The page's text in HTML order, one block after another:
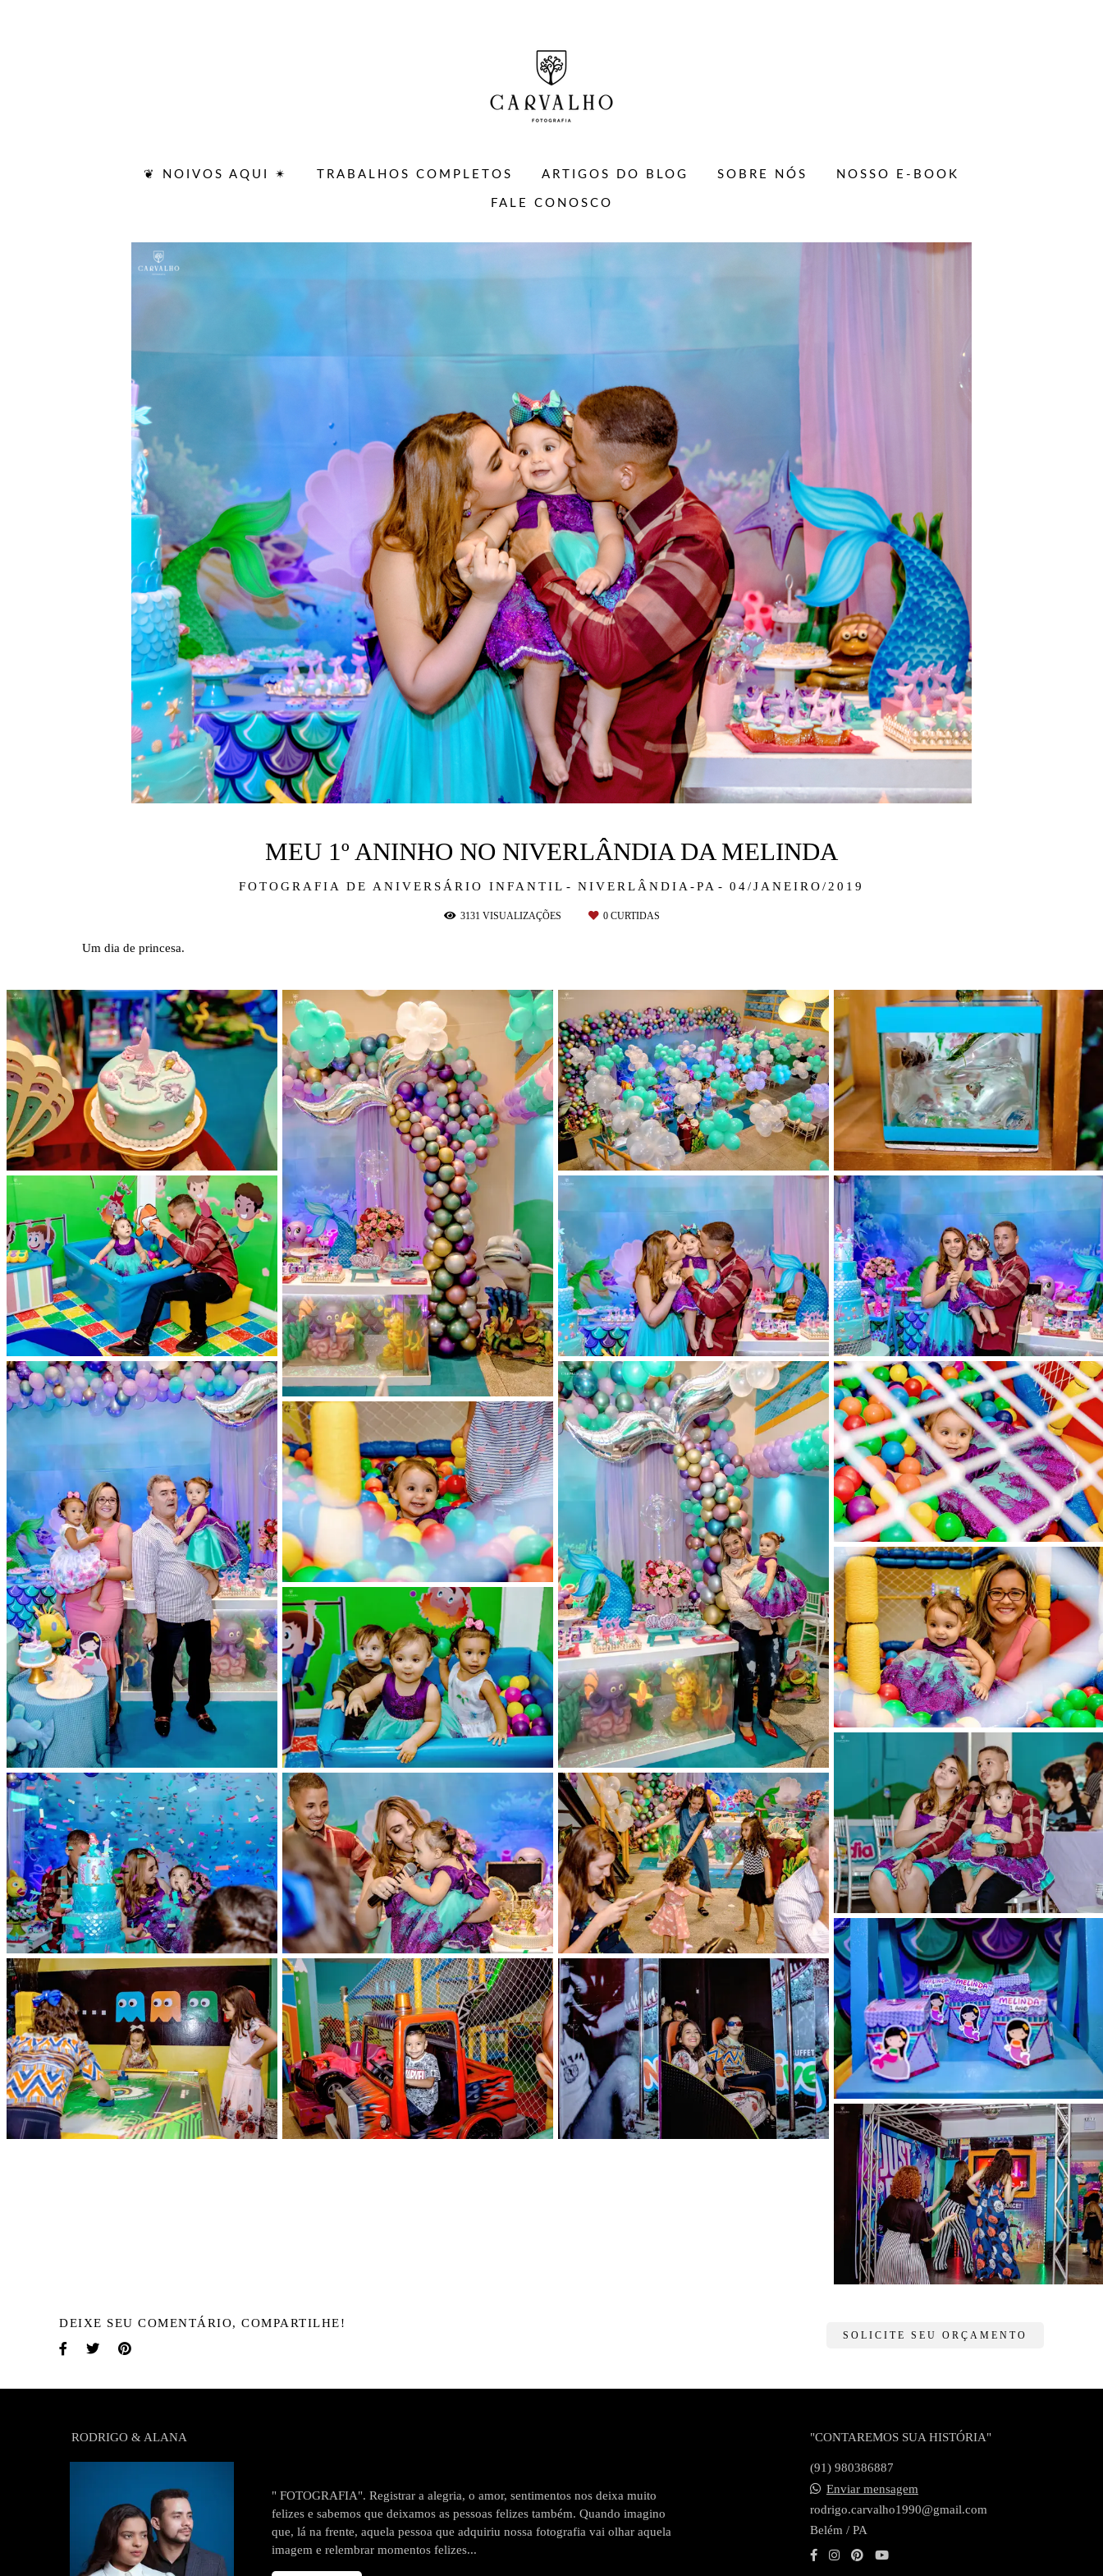
❦ NOIVOS AQUI ✴ TRABALHOS COMPLETOS ARTIGOS DO BLOG SOBRE NÓS NOSSO E-BOOK
FALE CONOSCO
FOTOGRAFIA DE ANIVERSÁRIO INFANTIL NIVERLÂNDIA-PA 04/JANEIRO/2019
MEU 1º ANINHO NO NIVERLÂNDIA DA MELINDA
3131 VISUALIZAÇÕES 0CURTIDAS
Um dia de princesa.
DEIXE SEU COMENTÁRIO, COMPARTILHE!
SOLICITE SEU ORÇAMENTO
RODRIGO & ALANA
" FOTOGRAFIA". Registrar a alegria, o amor, sentimentos nos deixa muito
felizes e sabemos que deixamos as pessoas felizes também. Quando imagino
que, lá na frente, aquela pessoa que adquiriu nossa fotografia vai olhar aquela
imagem e relembrar momentos felizes...
"CONTAREMOS SUA HISTÓRIA"
(91) 980386887
Enviar mensagem
rodrigo.carvalho1990@gmail.com
Belém / PA